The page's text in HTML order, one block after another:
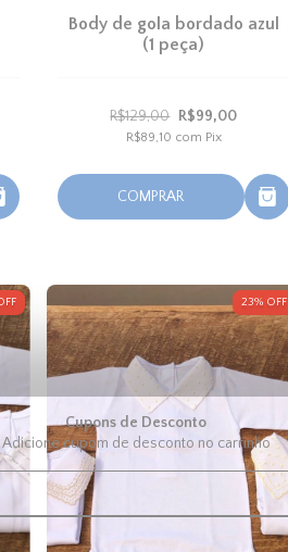
Cupons de Desconto
Adicione cupom de desconto no carrinho
desconto
seu cupom finalizando o pedido hoje
disponível
Body de gola bordado azul
(1 peça)
R$129,00 R$99,00
R$89,10 com Pix
COMPRAR
23% OFF